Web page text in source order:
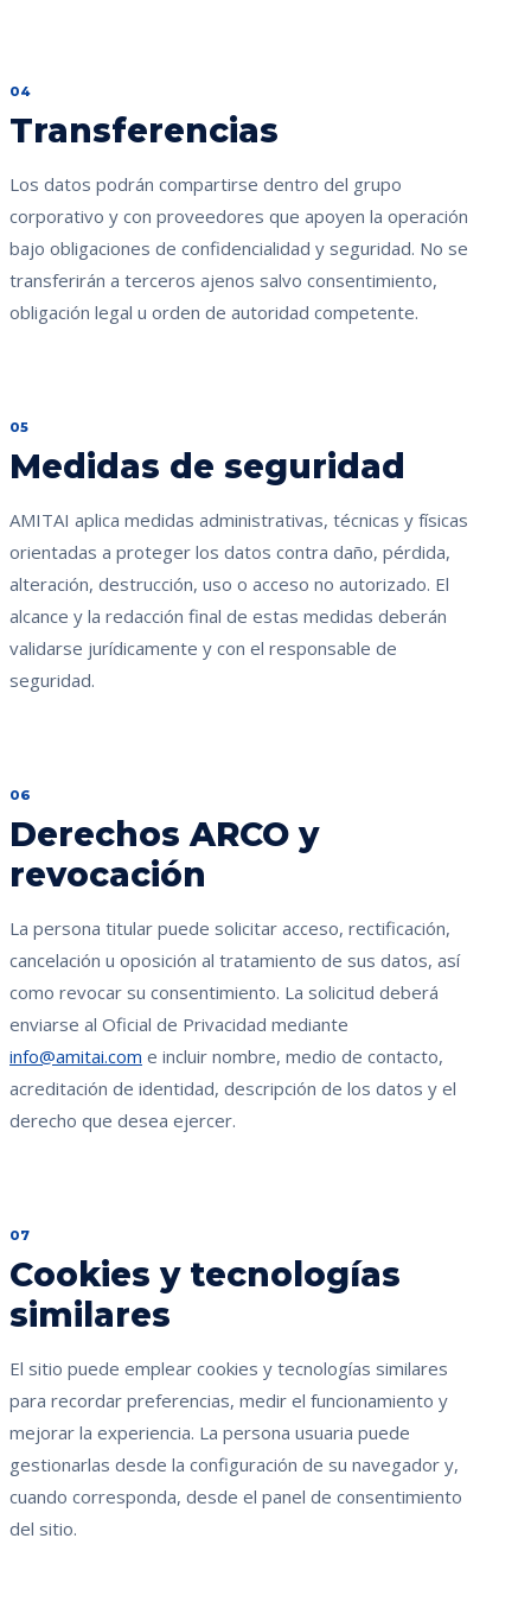
04
Transferencias
Los datos podrán compartirse dentro del grupo
corporativo y con proveedores que apoyen la operación
bajo obligaciones de confidencialidad y seguridad. No se
transferirán a terceros ajenos salvo consentimiento,
obligación legal u orden de autoridad competente.
05
Medidas de seguridad
AMITAI aplica medidas administrativas, técnicas y físicas
orientadas a proteger los datos contra daño, pérdida,
alteración, destrucción, uso o acceso no autorizado. El
alcance y la redacción final de estas medidas deberán
validarse jurídicamente y con el responsable de
seguridad.
06
Derechos ARCO y
revocación
La persona titular puede solicitar acceso, rectificación,
cancelación u oposición al tratamiento de sus datos, así
como revocar su consentimiento. La solicitud deberá
enviarse al Oficial de Privacidad mediante
info@amitai.com e incluir nombre, medio de contacto,
acreditación de identidad, descripción de los datos y el
derecho que desea ejercer.
07
Cookies y tecnologías
similares
El sitio puede emplear cookies y tecnologías similares
para recordar preferencias, medir el funcionamiento y
mejorar la experiencia. La persona usuaria puede
gestionarlas desde la configuración de su navegador y,
cuando corresponda, desde el panel de consentimiento
del sitio.